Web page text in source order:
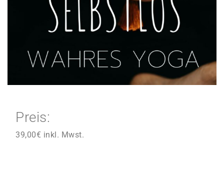
Preis:
39,00€ inkl. Mwst.